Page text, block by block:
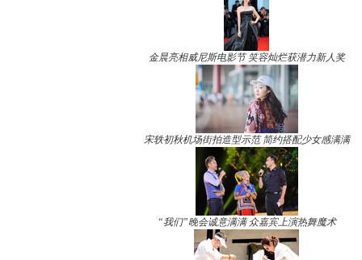
金晨亮相威尼斯电影节 笑容灿烂获潜力新人奖
宋轶初秋机场街拍造型示范 简约搭配少女感满满
“我们”晚会诚意满满 众嘉宾上演热舞魔术